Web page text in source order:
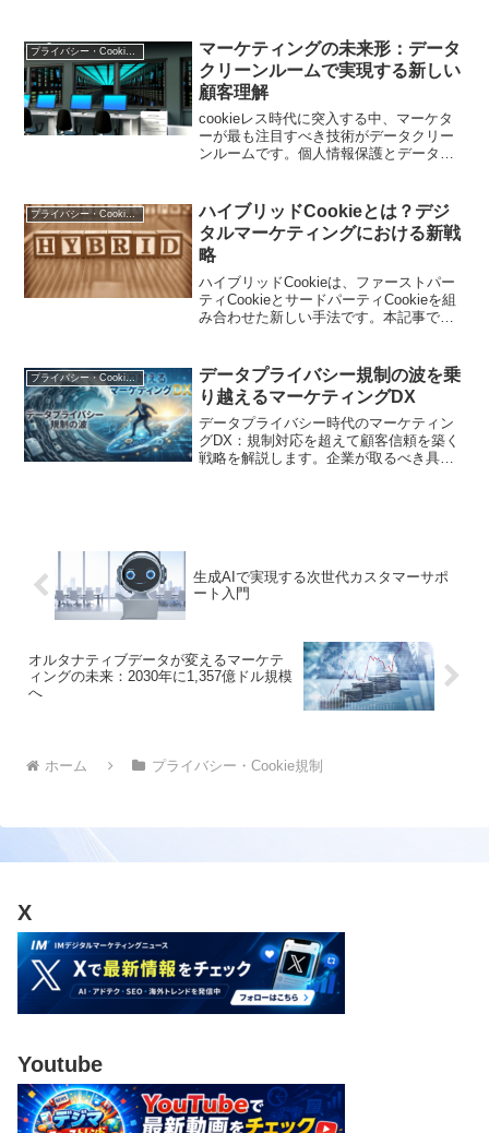
プライバシー・Cookie規制
マーケティングの未来形：データ
クリーンルームで実現する新しい
顧客理解
cookieレス時代に突入する中、マーケタ
ーが最も注目すべき技術がデータクリー
ンルームです。個人情報保護とデータ活
ともに徹底解説します
プライバシー・Cookie規制
ハイブリッドCookieとは？デジ
タルマーケティングにおける新戦
略
ハイブリッドCookieは、ファーストパー
ティCookieとサードパーティCookieを組
み合わせた新しい手法です。本記事で
ける具体的な活用例を紹介します。
プライバシー・Cookie規制
データプライバシー規制の波を乗
り越えるマーケティングDX
データプライバシー時代のマーケティン
グDX：規制対応を超えて顧客信頼を築く
戦略を解説します。企業が取るべき具体
生成AIで実現する次世代カスタマーサポ
ート入門
オルタナティブデータが変えるマーケテ
ィングの未来：2030年に1,357億ドル規模
へ
ホーム プライバシー・Cookie規制
X
Youtube